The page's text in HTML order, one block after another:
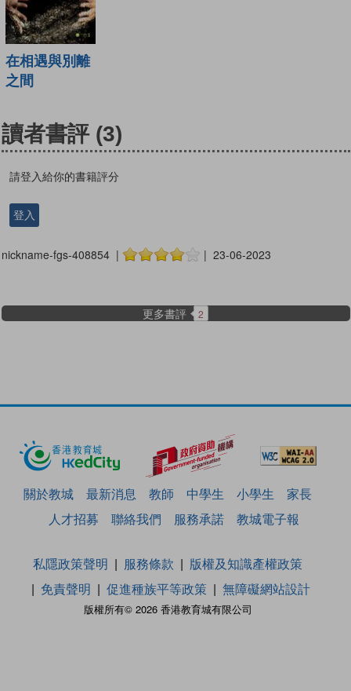
在相遇與別離
之間
讀者書評 (3)
請登入給你的書籍評分
登入
nickname-fgs-408854 | | 23-06-2023
更多書評 2
關於教城 最新消息 教師 中學生 小學生
家長
人才招募
聯絡我們 服務承諾 教城電子報
版權所有© 2026 香港教育城有限公司
私隱政策聲明 服務條款
版權及知識產權政策
免責聲明
促進種族平等政策 無障礙網站設計